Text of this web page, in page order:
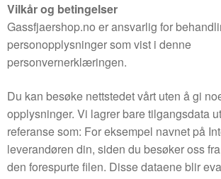
KUNDESERVICE
Vilkår og betingelser
Gassfjaershop.no er ansvarlig for
personopplysninger som vist i denne
personvernerklæringen.
Du kan besøke nettstedet vårt uten å gi
opplysninger. Vi lagrer bare tilgangsdata
referanse som: For eksempel navnet på
leverandøren din, siden du besøker oss
den forespurte filen. Disse dataene blir